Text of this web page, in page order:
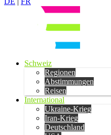
Schweiz
Regionen
Abstimmungen
Reisen
International
Ukraine-Krieg
Iran-Krieg
Deutschland